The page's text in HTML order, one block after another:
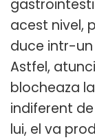
acest nivel,
duce intr-
Astfel,
blocheaza
indiferent
lui, el va